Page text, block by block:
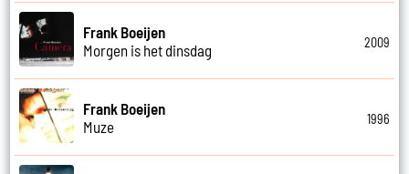
Frank Boeijen
Morgen is het dinsdag
2009
Frank Boeijen
Muze
1996